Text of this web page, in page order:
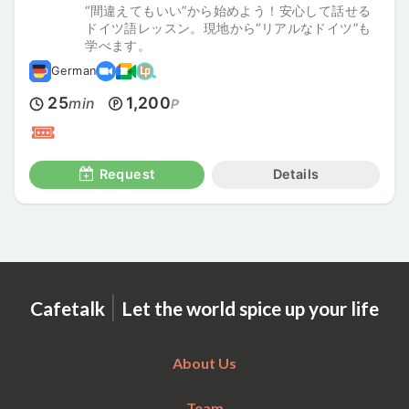
“間違えてもいい”から始めよう！安心して話せる
ドイツ語レッスン。現地から“リアルなドイツ”も
学べます。
German
25min 1,200P
Request Details
Cafetalk | Let the world spice up your life
About Us